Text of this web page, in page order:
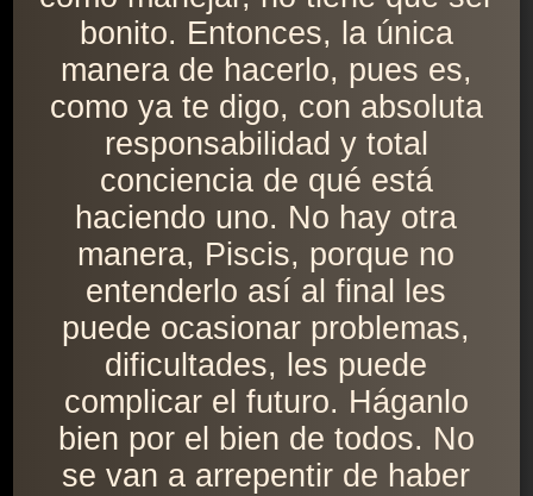
bonito. Entonces, la única
manera de hacerlo, pues es,
como ya te digo, con absoluta
responsabilidad y total
conciencia de qué está
haciendo uno. No hay otra
manera, Piscis, porque no
entenderlo así al final les
puede ocasionar problemas,
dificultades, les puede
complicar el futuro. Háganlo
bien por el bien de todos. No
se van a arrepentir de haber